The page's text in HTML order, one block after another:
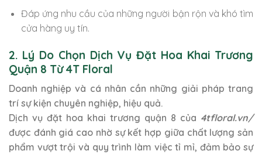
Đáp ứng nhu cầu của những người bận rộn và khó tìm
cửa hàng uy tín.
2. Lý Do Chọn Dịch Vụ Đặt Hoa Khai Trương
Quận 8 Từ 4T Floral
Doanh nghiệp và cá nhân cần những giải pháp trang
trí sự kiện chuyên nghiệp, hiệu quả.
Dịch vụ đặt hoa khai trương quận 8 của 4tfloral.vn/
được đánh giá cao nhờ sự kết hợp giữa chất lượng sản
phẩm vượt trội và quy trình làm việc tỉ mỉ, đảm bảo sự